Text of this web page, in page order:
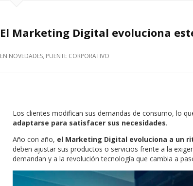
El Marketing Digital evoluciona
EN NOVEDADES, PUENTE CORPORATIVO
Los clientes modifican sus demandas de consumo, lo
adaptarse para satisfacer sus necesidades.
Año con año, el Marketing Digital evoluciona a un
deben ajustar sus productos o servicios frente a la
demandan y a la revolución tecnología que cambia a